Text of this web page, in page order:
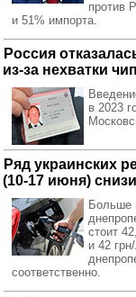
против
и 51% импорта.
Россия
из-за нехватки
в 2023
Ряд украинских
(10-17 июня)
Больше
стоит
и 42
соответственно.